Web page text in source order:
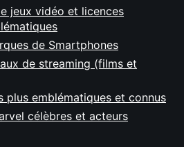
jeux vidéo et licences
de Smartphones
de streaming (films et
plus emblématiques et connus
célèbres et acteurs